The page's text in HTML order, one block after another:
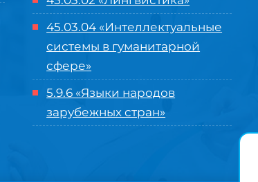
45.03.04 «Интеллектуальные
системы в гуманитарной
сфере»
5.9.6 «Языки народов
зарубежных стран»